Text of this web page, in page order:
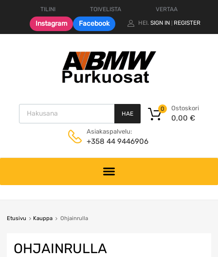
TILINI TOIVELISTA VERTAA
Instagram Facebook HEI. SIGN IN REGISTER
Products search
HAE
Ostoskori
0,00 €
0
Asiakaspalvelu:
+358 44 9446906
content
Etusivu Kauppa Ohjainrulla
OHJAINRULLA